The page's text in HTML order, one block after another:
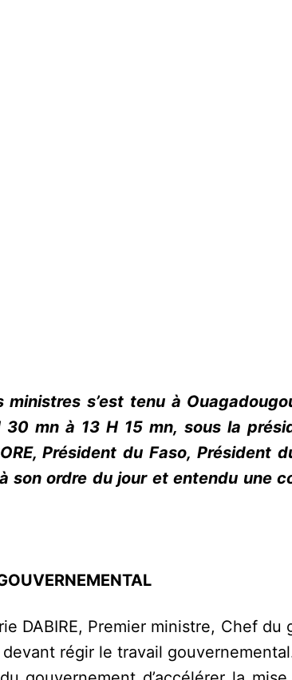
ministres s’est tenu à
mn à 13 H 15 mn, sous la
Président du Faso, Président
son ordre du jour et entendu une
DABIRE, Premier ministre, Chef du
régir le travail